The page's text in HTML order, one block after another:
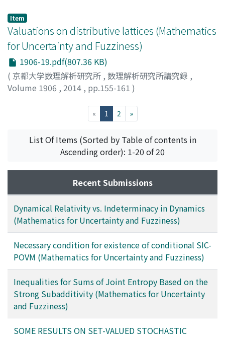
Item
Valuations on distributive lattices (Mathematics
for Uncertainty and Fuzziness)
1906-19.pdf(807.36 KB)
( 京都大学数理解析研究所 , 数理解析研究所講究録 ,
Volume 1906 , 2014 , pp.155-161 )
« 1 (current)
2 »
List Of Items (Sorted by Table of contents in
Ascending order): 1-20 of 20
Recent Submissions
Dynamical Relativity vs. Indeterminacy in Dynamics
(Mathematics for Uncertainty and Fuzziness)
Necessary condition for existence of conditional SIC-
POVM (Mathematics for Uncertainty and Fuzziness)
Inequalities for Sums of Joint Entropy Based on the
Strong Subadditivity (Mathematics for Uncertainty
and Fuzziness)
SOME RESULTS ON SET-VALUED STOCHASTIC